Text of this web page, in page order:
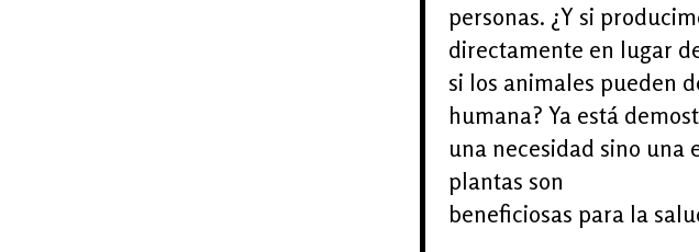
personas. ¿Y si
directamente en lugar
si los animales pueden
humana? Ya está
una necesidad sino una
plantas son
beneficiosas para la